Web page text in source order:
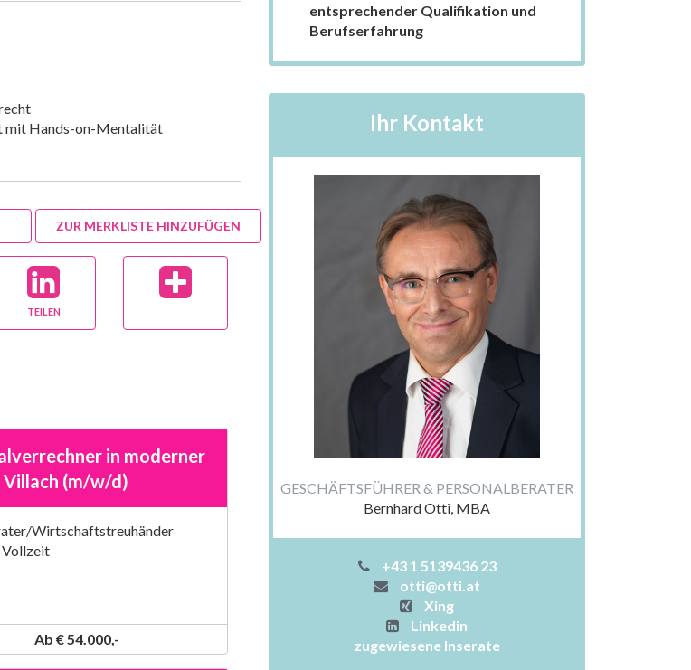
mit Hands-on-Mentalität
ZUR MERKLISTE HINZUFÜGEN
TEILEN
in moderner
Villach (m/w/d)
Wirtschaftstreuhänder
Vollzeit
Ab € 54.000,-
entsprechender Qualifikation und
Berufserfahrung
Ihr Kontakt
GESCHÄFTSFÜHRER & PERSONALBERATER
Bernhard Otti, MBA
+43 1 5139436 23
otti@otti.at
Xing
Linkedin
zugewiesene Inserate